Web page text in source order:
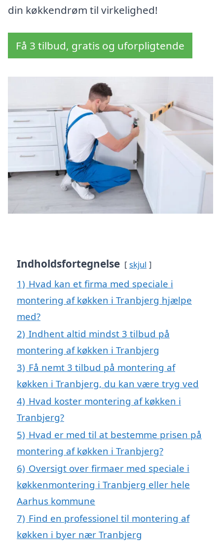
din køkkendrøm til virkelighed!
Få 3 tilbud, gratis og uforpligtende
Indholdsfortegnelse skjul
1) Hvad kan et firma med speciale i
montering af køkken i Tranbjerg hjælpe
med?
2) Indhent altid mindst 3 tilbud på
montering af køkken i Tranbjerg
3) Få nemt 3 tilbud på montering af
køkken i Tranbjerg, du kan være tryg ved
4) Hvad koster montering af køkken i
Tranbjerg?
5) Hvad er med til at bestemme prisen på
montering af køkken i Tranbjerg?
6) Oversigt over firmaer med speciale i
køkkenmontering i Tranbjerg eller hele
Aarhus kommune
7) Find en professionel til montering af
køkken i byer nær Tranbjerg